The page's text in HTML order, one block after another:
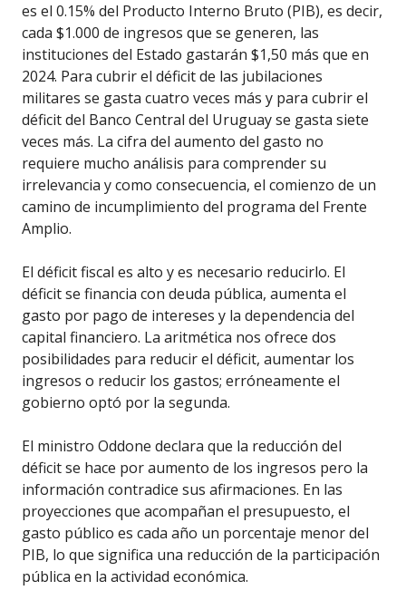
es el 0.15% del Producto Interno Bruto (PIB), es decir,
cada $1.000 de ingresos que se generen, las
instituciones del Estado gastarán $1,50 más que en
2024. Para cubrir el déficit de las jubilaciones
militares se gasta cuatro veces más y para cubrir el
déficit del Banco Central del Uruguay se gasta siete
veces más. La cifra del aumento del gasto no
requiere mucho análisis para comprender su
irrelevancia y como consecuencia, el comienzo de un
camino de incumplimiento del programa del Frente
Amplio.
El déficit fiscal es alto y es necesario reducirlo. El
déficit se financia con deuda pública, aumenta el
gasto por pago de intereses y la dependencia del
capital financiero. La aritmética nos ofrece dos
posibilidades para reducir el déficit, aumentar los
ingresos o reducir los gastos; erróneamente el
gobierno optó por la segunda.
El ministro Oddone declara que la reducción del
déficit se hace por aumento de los ingresos pero la
información contradice sus afirmaciones. En las
proyecciones que acompañan el presupuesto, el
gasto público es cada año un porcentaje menor del
PIB, lo que significa una reducción de la participación
pública en la actividad económica.